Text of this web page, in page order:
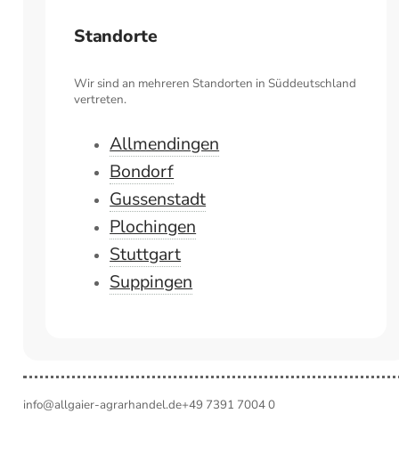
Standorte
Wir sind an mehreren Standorten in Süddeutschland
vertreten.
Allmendingen
Bondorf
Gussenstadt
Plochingen
Stuttgart
Suppingen
info@allgaier-agrarhandel.de+49 7391 7004 0